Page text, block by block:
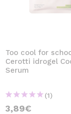
Too cool for
Cerotti idrogel
Serum
(1)
3,89€